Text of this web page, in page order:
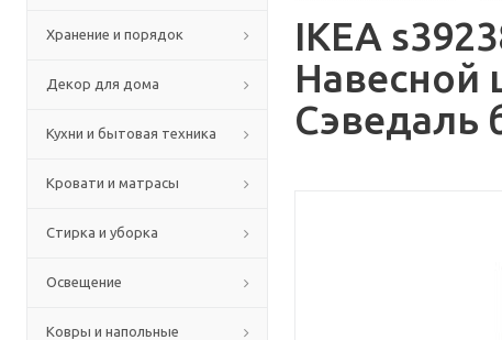
Хранение и порядок
Декор для дома
Кухни и бытовая техника
Кровати и матрасы
Стирка и уборка
Освещение
Ковры и напольные
IKEA
Навесной
Сэведаль